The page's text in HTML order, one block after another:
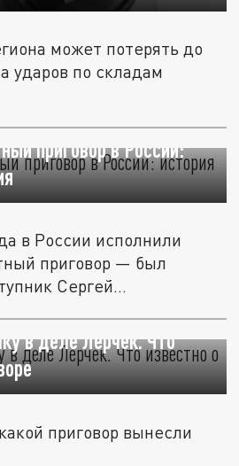
может потерять до
ударов по складам
приговор в России:
в России исполнили
приговор — был
Сергей...
в деле Лерчек. Что
приговор вынесли